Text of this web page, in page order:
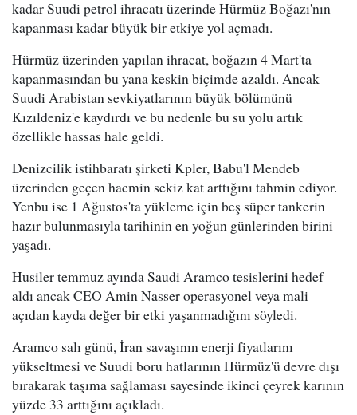
kadar Suudi petrol ihracatı üzerinde Hürmüz Boğazı'nın
kapanması kadar büyük bir etkiye yol açmadı.
Hürmüz üzerinden yapılan ihracat, boğazın 4 Mart'ta
kapanmasından bu yana keskin biçimde azaldı. Ancak
Suudi Arabistan sevkiyatlarının büyük bölümünü
Kızıldeniz'e kaydırdı ve bu nedenle bu su yolu artık
özellikle hassas hale geldi.
Denizcilik istihbaratı şirketi Kpler, Babu'l Mendeb
üzerinden geçen hacmin sekiz kat arttığını tahmin ediyor.
Yenbu ise 1 Ağustos'ta yükleme için beş süper tankerin
hazır bulunmasıyla tarihinin en yoğun günlerinden birini
yaşadı.
Husiler temmuz ayında Saudi Aramco tesislerini hedef
aldı ancak CEO Amin Nasser operasyonel veya mali
açıdan kayda değer bir etki yaşanmadığını söyledi.
Aramco salı günü, İran savaşının enerji fiyatlarını
yükseltmesi ve Suudi boru hatlarının Hürmüz'ü devre dışı
bırakarak taşıma sağlaması sayesinde ikinci çeyrek karının
yüzde 33 arttığını açıkladı.